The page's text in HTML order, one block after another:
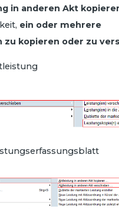
in anderen Akt
ein oder mehrere
zu kopieren oder zu